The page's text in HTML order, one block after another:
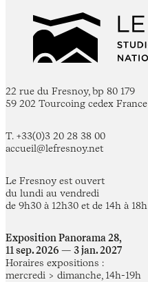
22 rue du Fresnoy, bp 80 179
59 202 Tourcoing cedex France
T. +33(0)3 20 28 38 00
accueil@lefresnoy.net
Le Fresnoy est ouvert
du lundi au vendredi
de 9h30 à 12h30 et de 14h à 18h
Exposition Panorama 28,
11 sep. 2026 — 3 jan. 2027
Horaires expositions :
mercredi > dimanche, 14h-19h